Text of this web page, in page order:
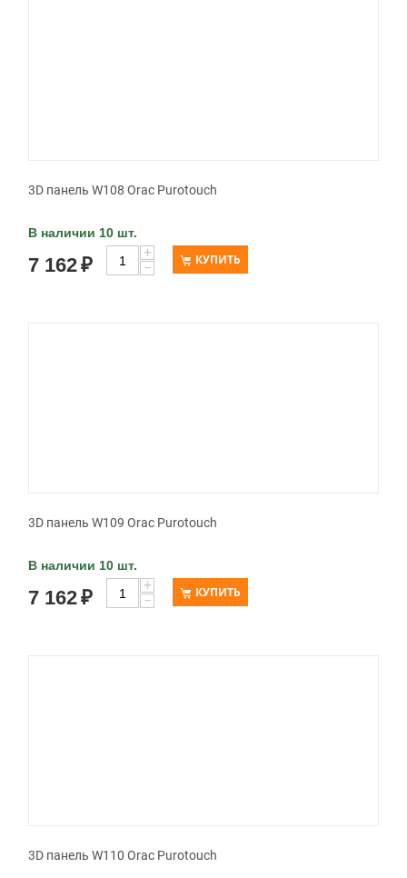
3D панель W108 Orac Purotouch
В наличии 10 шт.
7 162₽
+
−
КУПИТЬ
3D панель W109 Orac Purotouch
В наличии 10 шт.
7 162₽
+
−
КУПИТЬ
3D панель W110 Orac Purotouch